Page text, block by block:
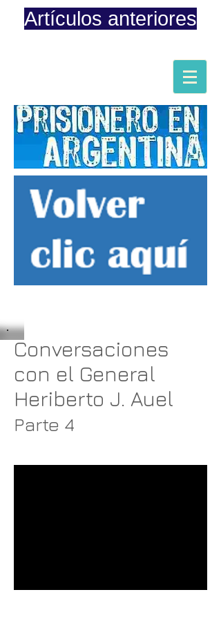
Artículos anteriores
Conversaciones
con el General
Heriberto J. Auel
Parte 4